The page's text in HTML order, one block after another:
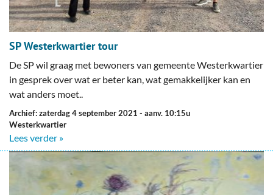
SP Westerkwartier tour
De SP wil graag met bewoners van gemeente Westerkwartier
in gesprek over wat er beter kan, wat gemakkelijker kan en
wat anders moet..
Archief: zaterdag 4 september 2021 - aanv. 10:15u
Westerkwartier
Lees verder »